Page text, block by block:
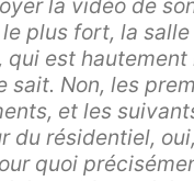
la vidéo de
plus fort, la
qui est hautement
sait. Non, les
et les
du résidentiel,
quoi